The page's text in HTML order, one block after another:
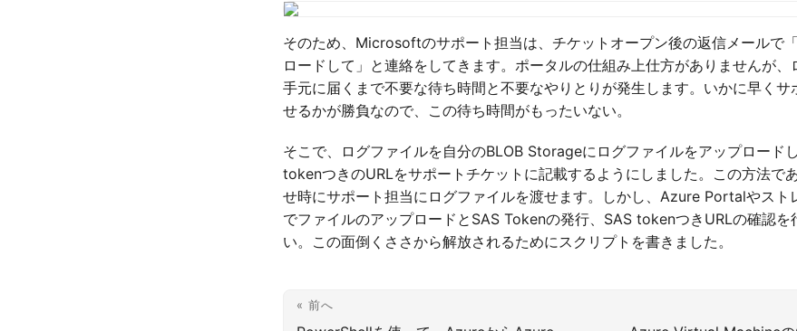
そのため、Microsoftのサポート担当は、チケットオープン後の返信メールで
ロードして」と連絡をしてきます。ポータルの仕組み上仕方がありませんが
手元に届くまで不要な待ち時間と不要なやりとりが発生します。いかに早くサ
せるかが勝負なので、この待ち時間がもったいない。
そこで、ログファイルを自分のBLOB Storageにログファイルをアップロード
tokenつきのURLをサポートチケットに記載するようにしました。この方法で
せ時にサポート担当にログファイルを渡せます。しかし、Azure Portalやスト
でファイルのアップロードとSAS Tokenの発行、SAS tokenつきURLの確認を
い。この面倒くささから解放されるためにスクリプトを書きました。
« 前へ